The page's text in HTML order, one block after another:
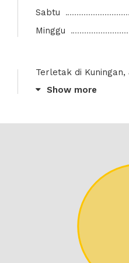
Sabtu
Minggu
Terletak di
Dekat dengan
Tunjukkan email
Tukarkan Identitas
Show more